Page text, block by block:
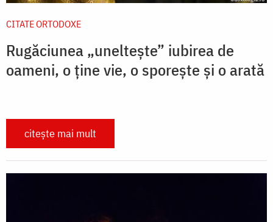
CITATE ORTODOXE
Rugăciunea „uneltește” iubirea de
oameni, o ține vie, o sporește și o arată
citește mai mult